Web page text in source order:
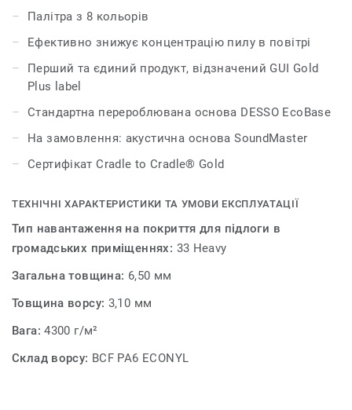
Палітра з 8 кольорів
Ефективно знижує концентрацію пилу в повітрі
Перший та єдиний продукт, відзначений GUI Gold
Plus label
Стандартна перероблювана основа DESSO EcoBase
На замовлення: акустична основа SoundMaster
Сертифікат Cradle to Cradle® Gold
ТЕХНІЧНІ ХАРАКТЕРИСТИКИ ТА УМОВИ ЕКСПЛУАТАЦІЇ
Тип навантаження на покриття для підлоги в
громадських приміщеннях: 33 Heavy
Загальна товщина: 6,50 мм
Товщина ворсу: 3,10 мм
Вага:4300 г/м²
Склад ворсу: BCF PA6 ECONYL